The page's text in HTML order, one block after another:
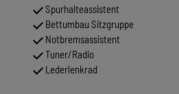
Spurhalteassistent
Bettumbau Sitzgruppe
Notbremsassistent
Tuner/Radio
Lederlenkrad